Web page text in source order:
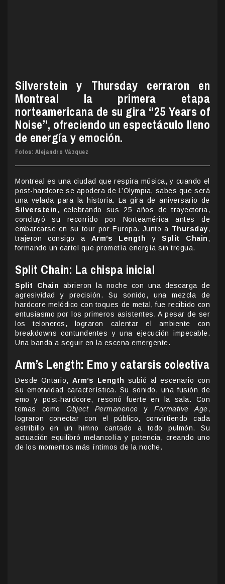
Silverstein y Thursday cerraron en
Montreal la primera etapa
norteamericana de su gira “25 Years of
Noise”, ofreciendo un espectáculo lleno
de energía y emoción.
Fotos: Alejandro Vázquez
Montreal es una ciudad que respira música, y cuando el
post-hardcore se apodera de L’Olympia, sabes que será
una velada para la historia. La gira de aniversario de
Silverstein, celebrando sus 25 años de trayectoria,
concluyó su recorrido por Norteamérica antes de
embarcarse en su tour por Europa. Junto a Thursday,
trajeron consigo a Arm’s Length ySplit Chain,
formando un cartel que prometía energía sin tregua.
Split Chain: La chispa inicial
Split Chain abrieron la noche con una descarga de
agresividad y precisión. Su sonido, una mezcla de
hardcore melódico con toques de metal, fue recibido con
entusiasmo por los primeros asistentes. A pesar de ser
los teloneros, lograron calentar el ambiente con
breakdowns contundentes y una ejecución impecable.
Una banda a seguir en la escena emergente.
Arm’s Length: Emo y catarsis colectiva
Desde Ontario, Arm’s Length subió al escenario con
su emotividad característica. Su sonido, una fusión de
emo y post-hardcore, resonó fuerte en la sala. Con
temas comoObject Permanence yFormative Age,
lograron conectar con el público, convirtiendo cada
estribillo en un himno cantado a todo pulmón. Su
actuación equilibró melancolía y potencia, creando uno
de los momentos más íntimos de la noche.